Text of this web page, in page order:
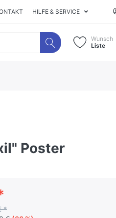
HILFE & SERVICE
Wunsch
Liste
Poster
*